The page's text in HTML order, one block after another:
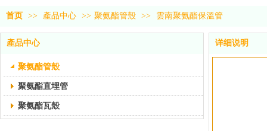
首页 >> 產品中心 >> 聚氨酯管殼 >> 雲南聚氨酯保溫管
產品中心
聚氨酯管殼
聚氨酯直埋管
聚氨酯瓦殼
详细说明